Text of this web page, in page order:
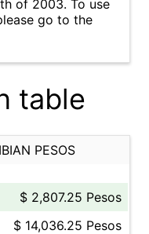
of 2003. To use
go to the
table
PESOS
$ 2,807.25 Pesos
$ 14,036.25 Pesos